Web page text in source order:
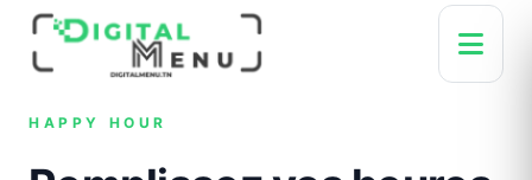
HAPPY HOUR